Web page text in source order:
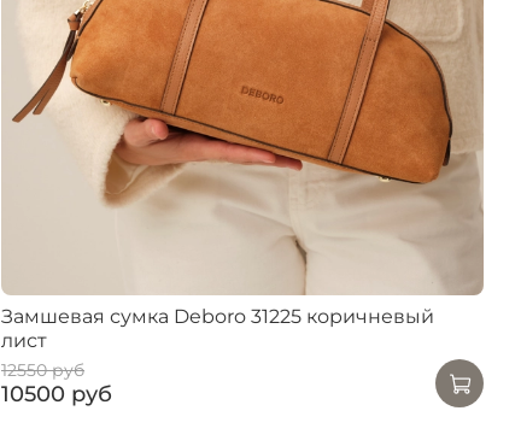
Замшевая сумка Deboro 31225 коричневый
лист
12550 руб
10500 руб